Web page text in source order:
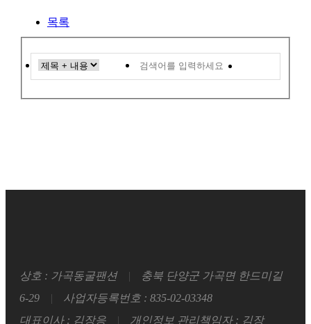
목록
상호 : 가곡동굴팬션 |
충북 단양군 가곡면 한드미길
6-29
|
사업자등록번호 : 835-02-03348
대표이사 : 김장응
| 개인정보 관리책임자 : 김장